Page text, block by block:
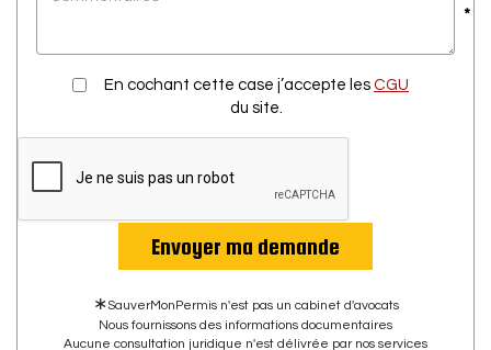
*
En cochant cette case j’accepte les CGU
du site.
Envoyer ma demande
∗ SauverMonPermis n'est pas un cabinet d'avocats
Nous fournissons des informations documentaires
Aucune consultation juridique n'est délivrée par nos services